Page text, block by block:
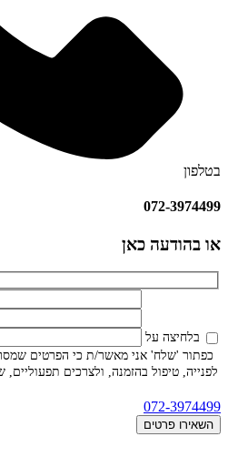
בטלפון
072-3974499
או בהודעה כאן
בלחיצה על
כפתור 'שלח' אני מאשר/ת כי הפרטים
לפנייה, טיפול בהזמנה, ולצרכים
072-3974499
השאירו פרטים